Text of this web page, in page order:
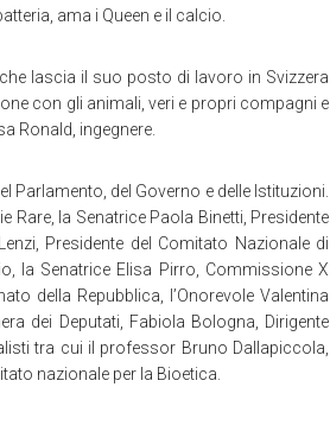
ama i Queen e il calcio.
che lascia il suo posto di lavoro in Svizzera
con gli animali, veri e propri compagni e
Ronald, ingegnere.
Parlamento, del Governo e delle Istituzioni.
Rare, la Senatrice Paola Binetti, Presidente
Presidente del Comitato Nazionale di
la Senatrice Elisa Pirro, Commissione X
della Repubblica, l’Onorevole Valentina
dei Deputati, Fabiola Bologna, Dirigente
tra cui il professor Bruno Dallapiccola,
nazionale per la Bioetica.